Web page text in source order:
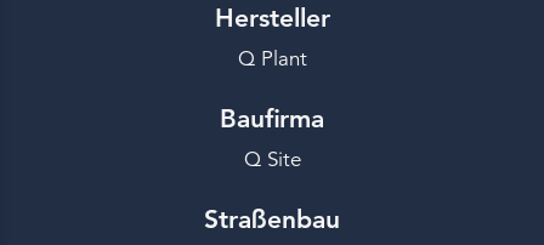
Hersteller
Q Plant
Baufirma
Q Site
Straßenbau